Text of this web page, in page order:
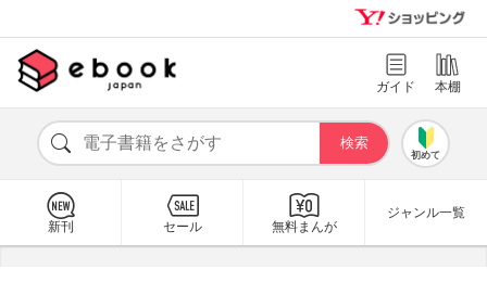
ガイド 本棚
初めて
新刊 セール 無料まんが
ジャンル一覧